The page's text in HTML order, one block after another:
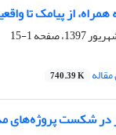
همراه، از پیامک تا
1-15
740.39 K
در شکست پروژه‌های